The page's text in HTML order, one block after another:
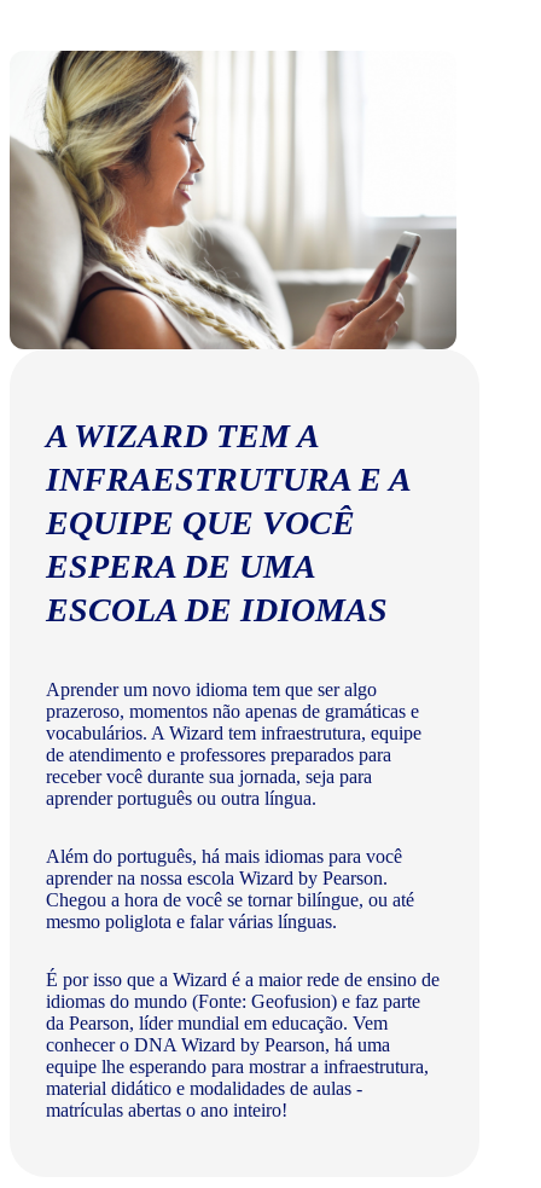
A WIZARD TEM A
INFRAESTRUTURA E A
EQUIPE QUE VOCÊ
ESPERA DE UMA
ESCOLA DE IDIOMAS
Aprender um novo idioma tem que ser algo
prazeroso, momentos não apenas de gramáticas e
vocabulários. A Wizard tem infraestrutura, equipe
de atendimento e professores preparados para
receber você durante sua jornada, seja para
aprender português ou outra língua.
Além do português, há mais idiomas para você
aprender na nossa escola Wizard by Pearson.
Chegou a hora de você se tornar bilíngue, ou até
mesmo poliglota e falar várias línguas.
É por isso que a Wizard é a maior rede de ensino de
idiomas do mundo (Fonte: Geofusion) e faz parte
da Pearson, líder mundial em educação. Vem
conhecer o DNA Wizard by Pearson, há uma
equipe lhe esperando para mostrar a infraestrutura,
material didático e modalidades de aulas -
matrículas abertas o ano inteiro!